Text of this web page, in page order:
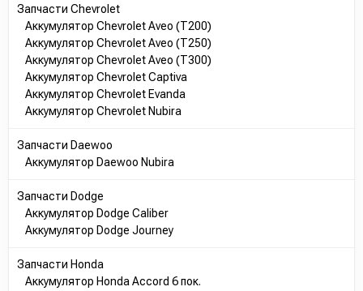
Запчасти Chevrolet
Аккумулятор Chevrolet Aveo (T200)
Аккумулятор Chevrolet Aveo (T250)
Аккумулятор Chevrolet Aveo (T300)
Аккумулятор Chevrolet Captiva
Аккумулятор Chevrolet Evanda
Аккумулятор Chevrolet Nubira
Запчасти Daewoo
Аккумулятор Daewoo Nubira
Запчасти Dodge
Аккумулятор Dodge Caliber
Аккумулятор Dodge Journey
Запчасти Honda
Аккумулятор Honda Accord 6 пок.